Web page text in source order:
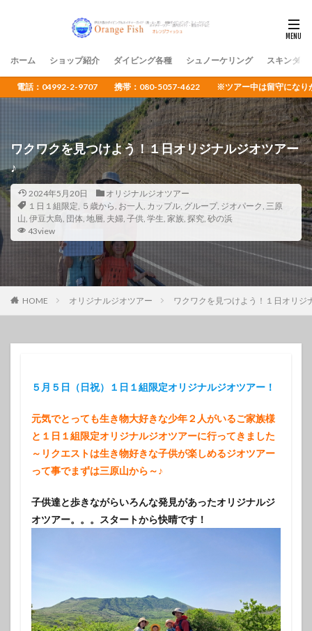
ホーム ショップ紹介 ダイビング各種 シュノーケリング スキンダイ
電話：04992-2-9707 携帯：080-5057-4622 ※ツアー中は留守になりがち
ワクワクを見つけよう！１日オリジナルジオツアー
♪
2024年5月20日
オリジナルジオツアー
１日１組限定, ５歳から, お一人, カップル, グループ, ジオパーク, 三原
山, 伊豆大島, 団体, 地層, 夫婦, 子供, 学生, 家族, 探究, 砂の浜
43view
HOME オリジナルジオツアー ワクワクを見つけよう！１日オリジ
５月５日（日祝）１日１組限定オリジナルジオツアー！
元気でとっても生き物大好きな少年２人がいるご家族様
と１日１組限定オリジナルジオツアーに行ってきました
～リクエストは生き物好きな子供が楽しめるジオツアー
って事でまずは三原山から～♪
子供達と歩きながらいろんな発見があったオリジナルジ
オツアー。。。スタートから快晴です！